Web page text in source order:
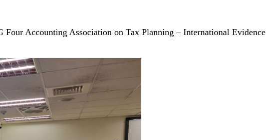
Accounting Association on Tax Planning – International Evidence